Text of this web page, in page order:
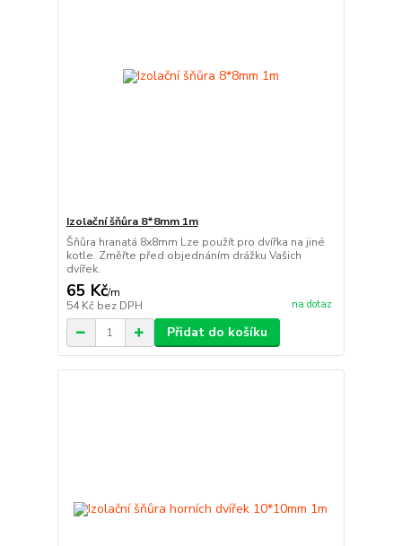
Izolační šňůra 8*8mm 1m
Šňůra hranatá 8x8mm Lze použít pro dvířka na jiné
kotle. Změřte před objednáním drážku Vašich
dvířek.
65 Kč/m
54 Kč bez DPH na dotaz
Přidat do košíku